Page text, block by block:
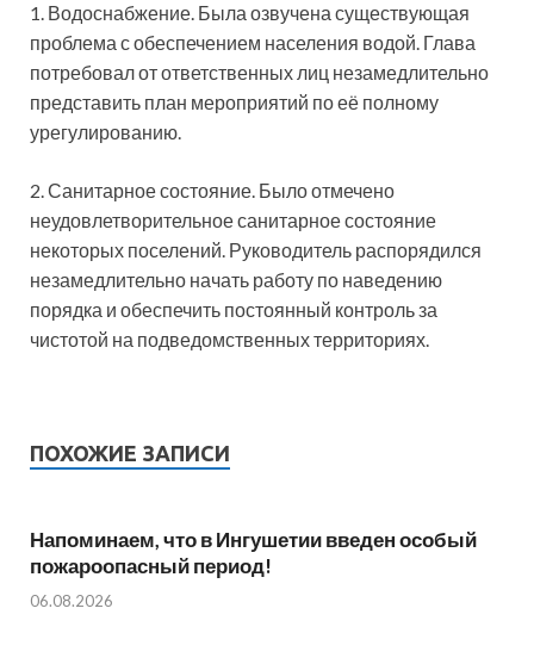
1.⁠ ⁠Водоснабжение. Была озвучена существующая
проблема с обеспечением населения водой. Глава
потребовал от ответственных лиц незамедлительно
представить план мероприятий по её полному
урегулированию.
2.⁠ ⁠Санитарное состояние. Было отмечено
неудовлетворительное санитарное состояние
некоторых поселений. Руководитель распорядился
незамедлительно начать работу по наведению
порядка и обеспечить постоянный контроль за
чистотой на подведомственных территориях.
ПОХОЖИЕ ЗАПИСИ
Напоминаем, что в Ингушетии введен особый
пожароопасный период!⁣⁣⠀
06.08.2026